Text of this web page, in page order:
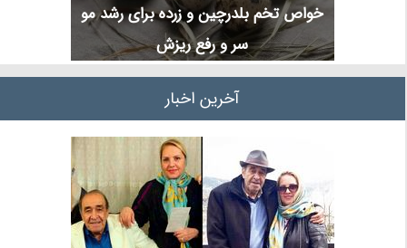
خواص تخم بلدرچین و زرده برای رشد مو
سر و رفع ریزش
آخرین اخبار